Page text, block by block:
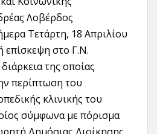
Λοβέρδος
Τετάρτη, 18 Απριλίου
επίσκεψη στο Γ.Ν.
της οποίας
περίπτωση του
κλινικής του
σύμφωνα με πόρισμα